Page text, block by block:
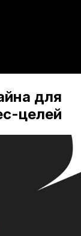
для
целей